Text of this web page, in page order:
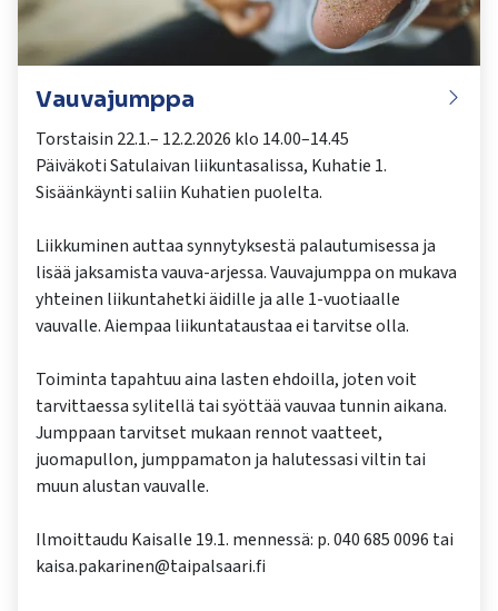
Vauvajumppa
Torstaisin 22.1.– 12.2.2026 klo 14.00–14.45
Päiväkoti Satulaivan liikuntasalissa, Kuhatie 1.
Sisäänkäynti saliin Kuhatien puolelta.
Liikkuminen auttaa synnytyksestä palautumisessa ja
lisää jaksamista vauva-arjessa. Vauvajumppa on mukava
yhteinen liikuntahetki äidille ja alle 1-vuotiaalle
vauvalle. Aiempaa liikuntataustaa ei tarvitse olla.
Toiminta tapahtuu aina lasten ehdoilla, joten voit
tarvittaessa sylitellä tai syöttää vauvaa tunnin aikana.
Jumppaan tarvitset mukaan rennot vaatteet,
juomapullon, jumppamaton ja halutessasi viltin tai
muun alustan vauvalle.
Ilmoittaudu Kaisalle 19.1. mennessä: p. 040 685 0096 tai
kaisa.pakarinen@taipalsaari.fi